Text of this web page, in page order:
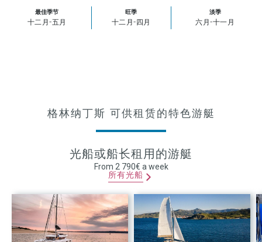
最佳季节
十二月-五月
旺季
十二月-四月
淡季
六月-十一月
格林纳丁斯 可供租赁的特色游艇
光船或船长租用的游艇
From 2 790€ a week
所有光船